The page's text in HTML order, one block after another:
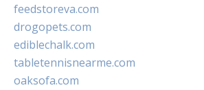
feedstoreva.com
drogopets.com
ediblechalk.com
tabletennisnearme.com
oaksofa.com